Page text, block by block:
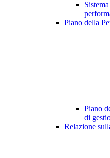
Piano della
Piano
di
Relazione